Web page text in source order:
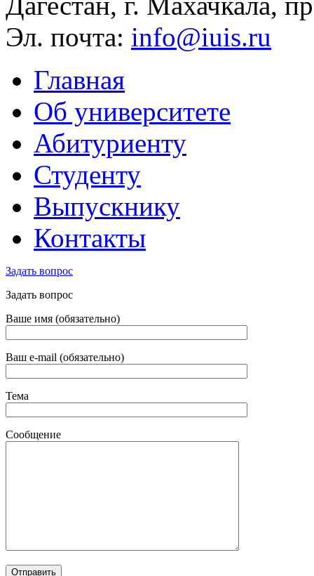
Эл. почта: info@iuis.ru
Главная
Об университете
Абитуриенту
Студенту
Выпускнику
Контакты
Задать вопрос
Задать вопрос
Ваше имя (обязательно)
Ваш e-mail (обязательно)
Тема
Сообщение